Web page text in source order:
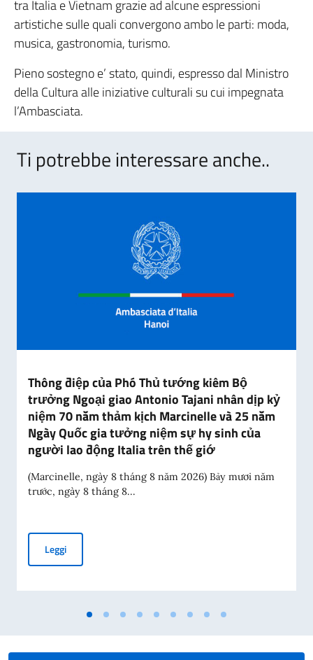
tra Italia e Vietnam grazie ad alcune espressioni
artistiche sulle quali convergono ambo le parti: moda,
musica, gastronomia, turismo.
Pieno sostegno e’ stato, quindi, espresso dal Ministro
della Cultura alle iniziative culturali su cui impegnata
l’Ambasciata.
Ti potrebbe interessare anche..
Thông điệp của Phó Thủ tướng kiêm Bộ
trưởng Ngoại giao Antonio Tajani nhân dịp kỷ
niệm 70 năm thảm kịch Marcinelle và 25 năm
Ngày Quốc gia tưởng niệm sự hy sinh của
người lao động Italia trên thế giớ
(Marcinelle, ngày 8 tháng 8 năm 2026) Bảy mươi năm
trước, ngày 8 tháng 8...
LeggiThông điệp của Phó Thủ tướng kiêm Bộ trưởng Ngoại